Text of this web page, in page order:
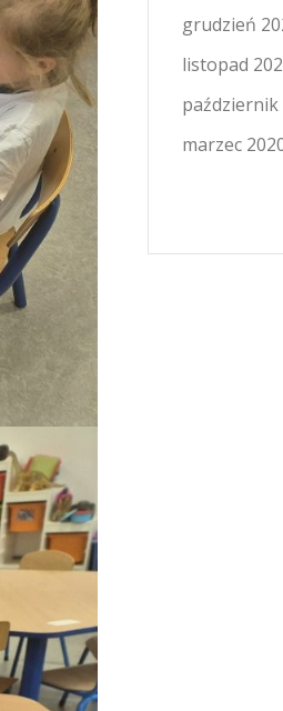
grudzień
listopad
październik
marzec